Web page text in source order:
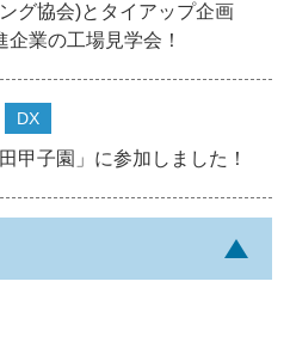
グ協会)とタイアップ企画
業の工場見学会！
DX
甲子園」に参加しました！